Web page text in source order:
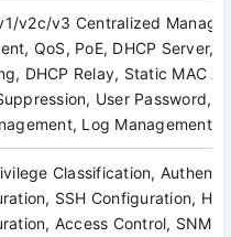
v2c/v3 Centralized
QoS, PoE, DHCP Server,
DHCP Relay, Static MAC
User Password,
Log Management,
Classification,
SSH Configuration,
Access Control, SNMP,